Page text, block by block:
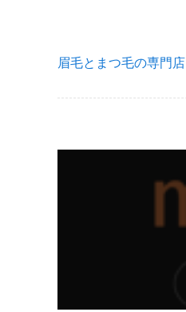
眉毛とまつ毛の専門店